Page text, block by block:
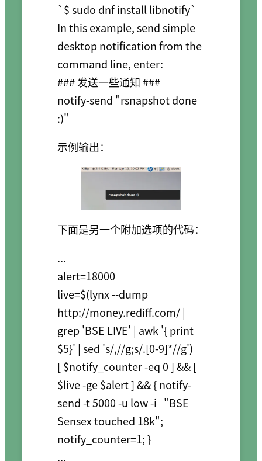
`$ sudo dnf install libnotify`
In this example, send simple
desktop notification from the
command line, enter:
### 发送一些通知 ###
notify-send "rsnapshot done
示例输出：
下面是另一个附加选项的代码：
...
alert=18000
live=$(lynx --dump
http://money.rediff.com/ |
grep 'BSE LIVE' | awk '{ print
$5}' | sed 's/,//g;s/.[0-9]*//g')
[ $notify_counter -eq 0 ] && [
$live -ge $alert ] && { notify-
send -t 5000 -u low -i   "BSE
Sensex touched 18k";
notify_counter=1; }